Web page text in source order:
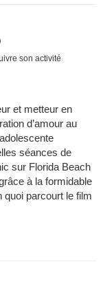
son activité
et metteur en
d’amour au
séances de
sur Florida Beach
à la formidable
parcourt le film